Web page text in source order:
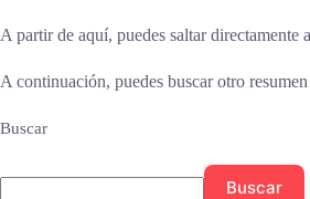
A partir de aquí, puedes saltar directamente
A continuación, puedes buscar otro
Buscar
Buscar